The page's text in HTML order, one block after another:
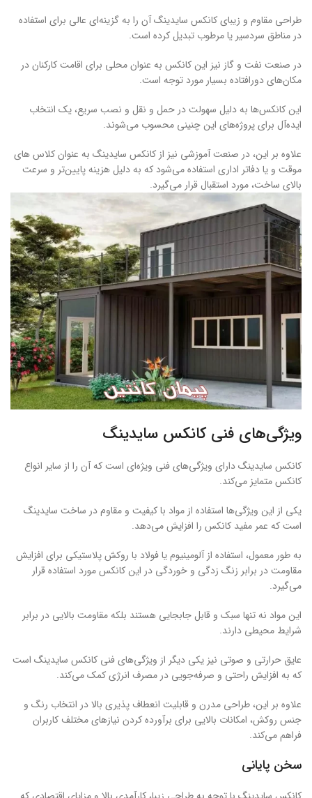
طراحی مقاوم و زیبای کانکس سایدینگ آن را به گزینه‌ای عالی برای استفاده
در مناطق سردسیر یا مرطوب تبدیل کرده است.
در صنعت نفت و گاز نیز این کانکس به عنوان محلی برای اقامت کارکنان در
مکان‌های دورافتاده بسیار مورد توجه است.
این کانکس‌ها به دلیل سهولت در حمل و نقل و نصب سریع، یک انتخاب
ایده‌آل برای پروژه‌های این چنینی محسوب می‌شوند.
علاوه بر این، در صنعت آموزشی نیز از کانکس سایدینگ به عنوان کلاس های
موقت و یا دفاتر اداری استفاده می‌شود که به دلیل هزینه پایین‌تر و سرعت
بالای ساخت، مورد استقبال قرار می‌گیرد.
ویژگی‌های فنی کانکس سایدینگ
کانکس سایدینگ دارای ویژگی‌های فنی ویژه‌ای است که آن را از سایر انواع
کانکس متمایز می‌کند.
یکی از این ویژگی‌ها استفاده از مواد با کیفیت و مقاوم در ساخت سایدینگ
است که عمر مفید کانکس را افزایش می‌دهد.
به طور معمول، استفاده از آلومینیوم یا فولاد با روکش پلاستیکی برای افزایش
مقاومت در برابر زنگ زدگی و خوردگی در این کانکس مورد استفاده قرار
می‌گیرد.
این مواد نه تنها سبک و قابل جابجایی هستند بلکه مقاومت بالایی در برابر
شرایط محیطی دارند.
عایق حرارتی و صوتی نیز یکی دیگر از ویژگی‌های فنی کانکس سایدینگ است
که به افزایش راحتی و صرفه‌جویی در مصرف انرژی کمک می‌کند.
علاوه بر این، طراحی مدرن و قابلیت انعطاف پذیری بالا در انتخاب رنگ و
جنس روکش، امکانات بالایی برای برآورده کردن نیازهای مختلف کاربران
فراهم می‌کند.
سخن پایانی